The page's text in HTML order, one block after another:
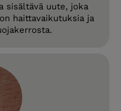
sisältävä uute, joka
haittavaikutuksia ja